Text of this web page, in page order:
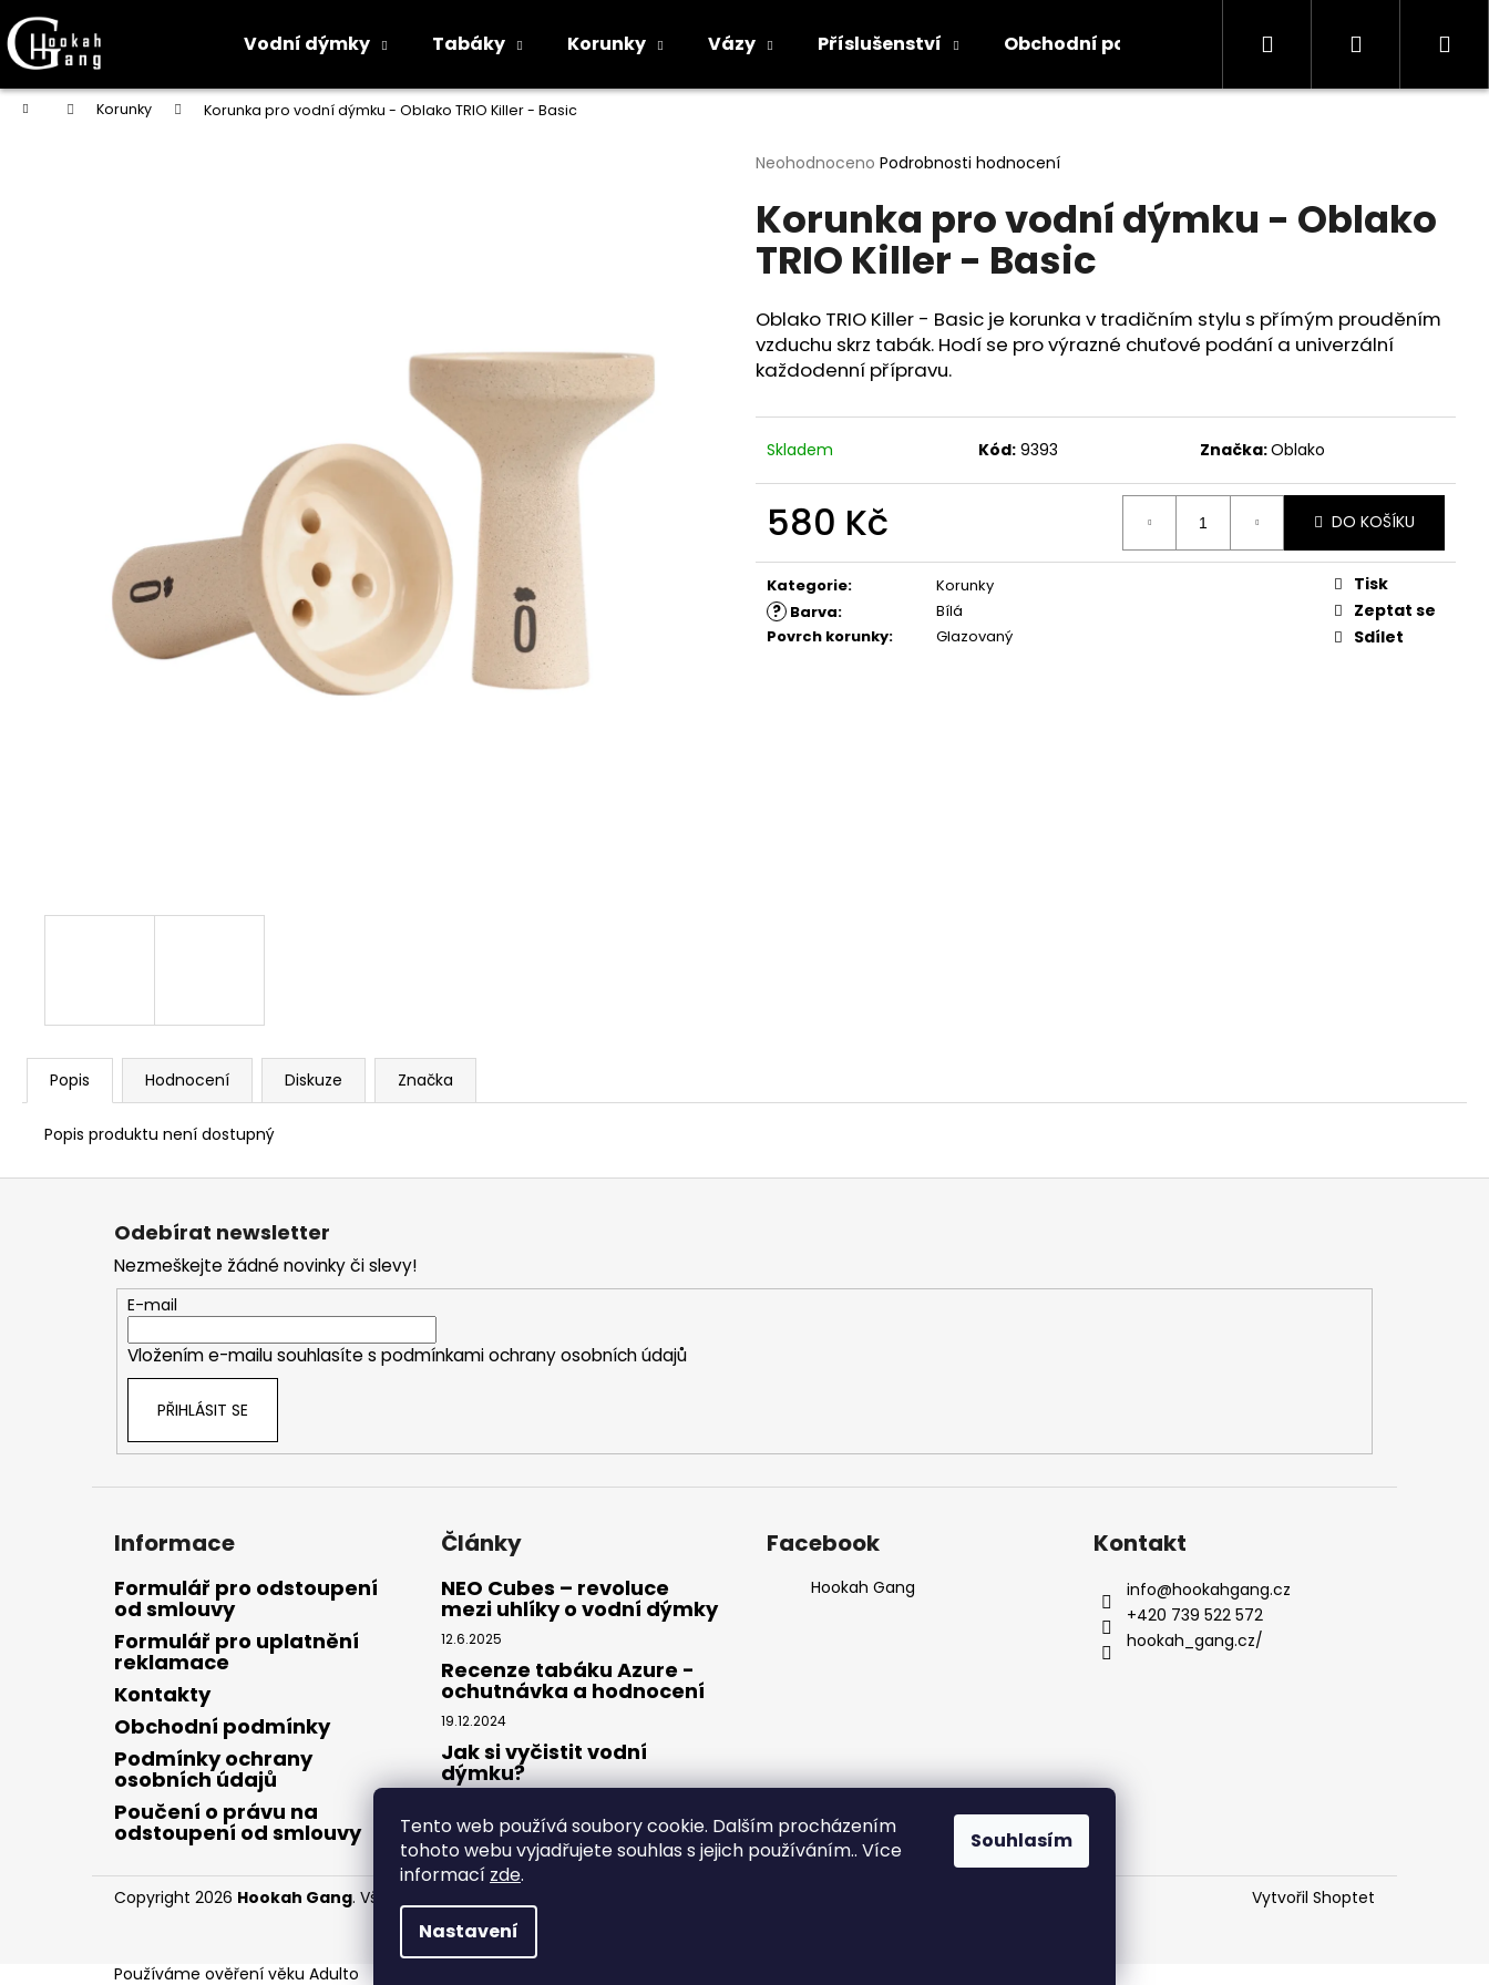
Tento web používá soubory cookie. Dalším procházením
tohoto webu vyjadřujete souhlas s jejich používáním.. Více
informací zde.
Nastavení
Souhlasím
Přejít
Vodní dýmky Tabáky Korunky Vázy Příslušenství Obchodní podmínky Kontakty Informace
Hledat Přihlášení
Domů Korunky Korunka pro vodní dýmku - Oblako TRIO Killer - Basic
Průměrné
produktu
je
0,0
hvězdiček.
Neohodnoceno Podrobnosti hodnocení
Korunka pro vodní dýmku - Oblako
TRIO Killer - Basic
Oblako TRIO Killer - Basic je korunka v tradičním stylu s přímým prouděním
vzduchu skrz tabák. Hodí se pro výrazné chuťové podání a univerzální
každodenní přípravu.
Skladem Kód: 9393 Značka:Oblako
580 Kč
cena:
DO KOŠÍKU
Kategorie: Korunky
? Barva:
Bílá
Povrch korunky: Glazovaný
Tisk
Zeptat se
Sdílet
Popis Hodnocení Diskuze Značka
Popis produktu není dostupný
o
š
í
Zpět
do
obchodu
Zpět
do
obchodu
Co potřebujete najít?
HLEDAT
Z
Odebírat newsletter
Nezmeškejte žádné novinky či slevy!
E-mail
Vložením e-mailu souhlasíte s podmínkami ochrany osobních údajů
PŘIHLÁSIT SE
Informace
Formulář pro odstoupení
od smlouvy
Formulář pro uplatnění
reklamace
Kontakty
Obchodní podmínky
Podmínky ochrany
osobních údajů
Poučení o právu na
odstoupení od smlouvy
Články
NEO Cubes – revoluce
mezi uhlíky o vodní dýmky
12.6.2025
Recenze tabáku Azure -
ochutnávka a hodnocení
19.12.2024
Jak si vyčistit vodní
dýmku?
Facebook
Hookah Gang
Kontakt
info@hookahgang.cz
+420 739 522 572
hookah_gang.cz/
Vytvořil Shoptet
Copyright 2026 Hookah Gang. Všechna práva vyhrazena.
Používáme ověření věku Adulto